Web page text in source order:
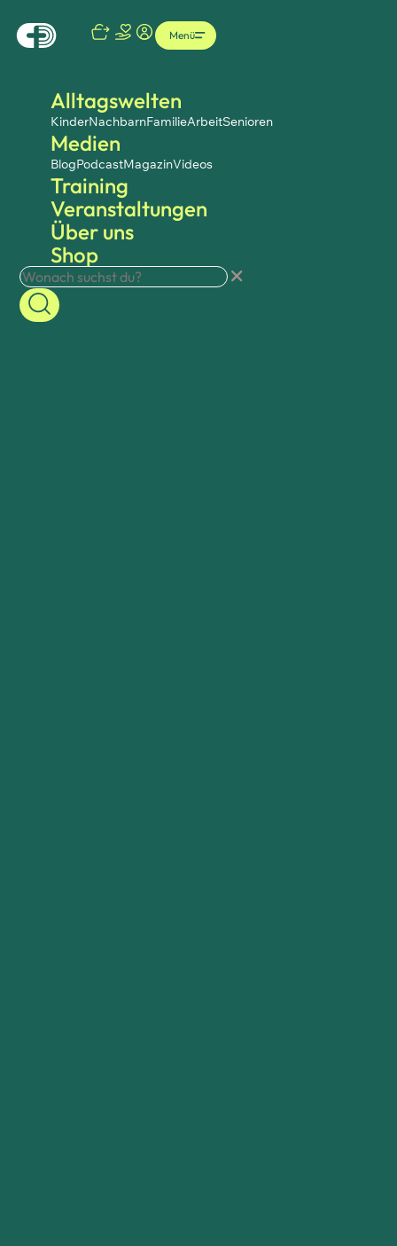
Alltagswelten
KinderNachbarnFamilieArbeitSenioren
Medien
BlogPodcastMagazinVideos
Training
Veranstaltungen
Über uns
Shop
Menü